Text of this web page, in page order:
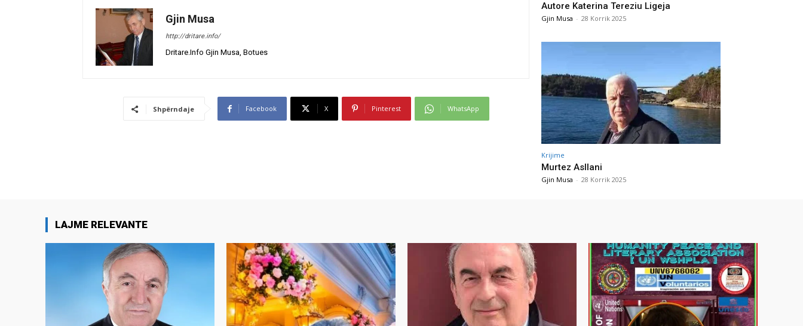
Gjin Musa
http://dritare.info/
Dritare.Info Gjin Musa, Botues
Shpërndaje Facebook X Pinterest WhatsApp
Autore Katerina Tereziu Ligeja
Gjin Musa - 28 Korrik 2025
Krijime
Murtez Asllani
Gjin Musa - 28 Korrik 2025
LAJME RELEVANTE